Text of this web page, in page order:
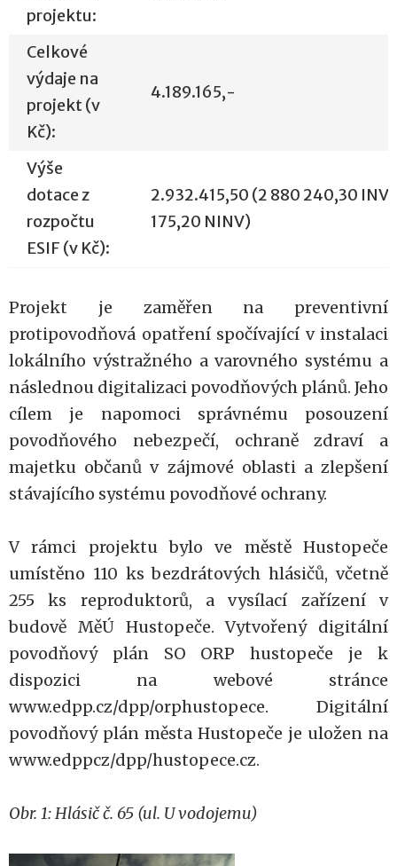
projektu:
Celkové
výdaje na
projekt (v
Kč):
4.189.165,-
Výše
dotace z
rozpočtu
ESIF (v Kč):
2.932.415,50 (2 880 240,30 INV,
175,20 NINV)
Projekt je zaměřen na preventivní
protipovodňová opatření spočívající v instalaci
lokálního výstražného a varovného systému a
následnou digitalizaci povodňových plánů. Jeho
cílem je napomoci správnému posouzení
povodňového nebezpečí, ochraně zdraví a
majetku občanů v zájmové oblasti a zlepšení
stávajícího systému povodňové ochrany.
V rámci projektu bylo ve městě Hustopeče
umístěno 110 ks bezdrátových hlásičů, včetně
255 ks reproduktorů, a vysílací zařízení v
budově MěÚ Hustopeče. Vytvořený digitální
povodňový plán SO ORP hustopeče je k
dispozici na webové stránce
www.edpp.cz/dpp/orphustopece. Digitální
povodňový plán města Hustopeče je uložen na
www.edppcz/dpp/hustopece.cz.
Obr. 1: Hlásič č. 65 (ul. U vodojemu)